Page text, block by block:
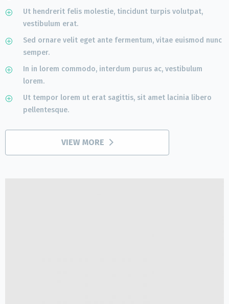
Ut hendrerit felis molestie, tincidunt turpis volutpat,
vestibulum erat.
Sed ornare velit eget ante fermentum, vitae euismod nunc
semper.
In in lorem commodo, interdum purus ac, vestibulum
lorem.
Ut tempor lorem ut erat sagittis, sit amet lacinia libero
pellentesque.
VIEW MORE